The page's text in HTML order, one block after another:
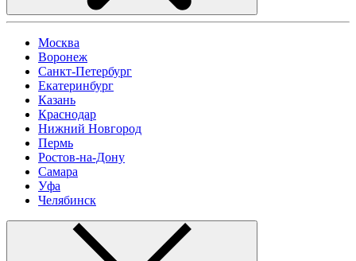
Москва
Воронеж
Санкт-Петербург
Екатеринбург
Казань
Краснодар
Нижний Новгород
Пермь
Ростов-на-Дону
Самара
Уфа
Челябинск